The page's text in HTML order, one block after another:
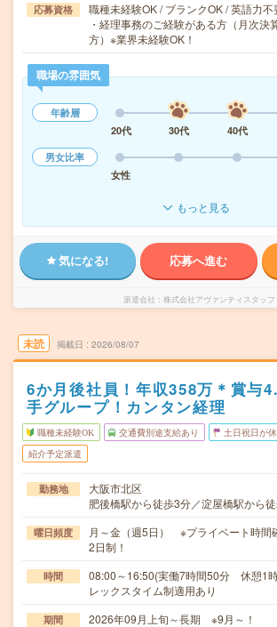
応募資格
職種未経験OK / ブランクOK / 英語力不
・経理事務のご経験がある方（月次決
方）※業界未経験OK！
職場の雰囲気
年齢層
20代
30代 40代
男女比率
女性
もっと見る
気になる! 応募へ進む
派遣会社 株式会社アヴァンティスタッフ
未読 掲載日 2026/08/07
6か月後社員！年収358万＊賞与
手グループ！カンタン経理
職種未経験OK 交通費別途支給あり 土日祝日が
紹介予定派遣
勤務地
大阪市北区
肥後橋駅から徒歩3分／淀屋橋駅から
曜日頻度
月～金（週5日） ※プライベート時間
2日制！
時間
08:00～16:50(実働7時間50分 休憩1
レックスタイム制適用あり
期間 2026年09月上旬～長期 ※9月～！